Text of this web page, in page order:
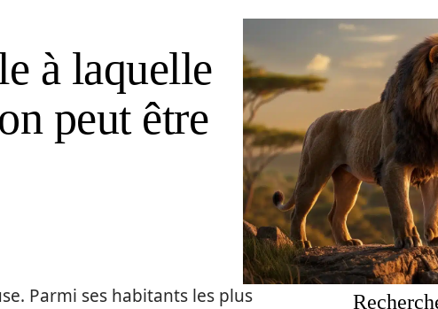
à laquelle
peut être
Parmi ses habitants les plus